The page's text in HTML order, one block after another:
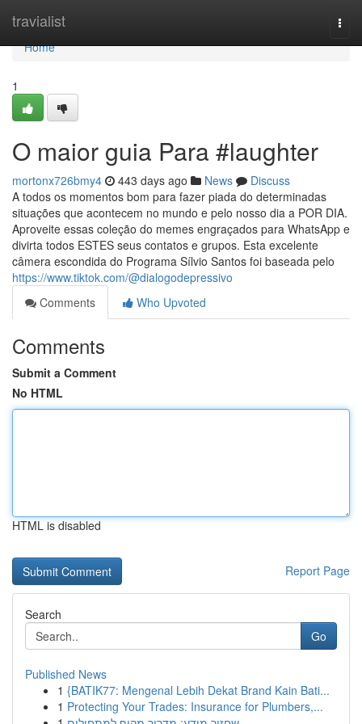
travialist
Home
Home
1
O maior guia Para #laughter
mortonx726bmy4 443 days ago News
Discuss
A todos os momentos bom para fazer piada do determinadas
situações que acontecem no mundo e pelo nosso dia a POR DIA.
Aproveite essas coleção do memes engraçados para WhatsApp e
divirta todos ESTES seus contatos e grupos. Esta excelente
câmera escondida do Programa Sílvio Santos foi baseada pelo
https://www.tiktok.com/@dialogodepressivo
Comments
Who Upvoted
Comments
Submit a Comment
No HTML
HTML is disabled
Report Page
Search
Go
Published News
1 {BATIK77: Mengenal Lebih Dekat Brand Kain Bati...
1 Protecting Your Trades: Insurance for Plumbers,...